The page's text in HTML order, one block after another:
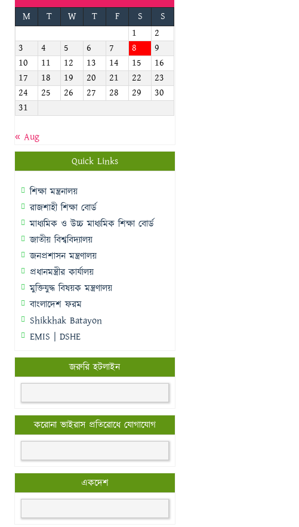
M
T W T F S
S
1
2
3
4 5 6 7 8
9
10
11 12 13 14 15
16
17
18 19 20 21 22
23
24
25 26 27 28 29
30
31
« Aug
Quick Links
শিক্ষা মন্ত্রনালয়
রাজশাহী শিক্ষা বোর্ড
মাধ্যমিক ও উচ্চ মাধ্যমিক শিক্ষা বোর্ড
জাতীয় বিশ্ববিদ্যালয়
জনপ্রশাসন মন্ত্রণালয়
প্রধানমন্ত্রীর কার্যালয়
মুক্তিযুদ্ধ বিষয়ক মন্ত্রণালয়
বাংলাদেশ ফরম
Shikkhak Batayon
EMIS | DSHE
জরুরি হটলাইন
করোনা ভাইরাস প্রতিরোধে যোগাযোগ
একদেশ